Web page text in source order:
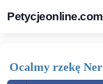
Petycjeonline.com
Ocalmy rzekę